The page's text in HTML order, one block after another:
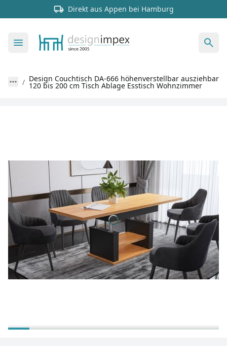
Direkt aus Appen bei Hamburg
Design Couchtisch DA-666 höhenverstellbar ausziehbar
120 bis 200 cm Tisch Ablage Esstisch Wohnzimmer